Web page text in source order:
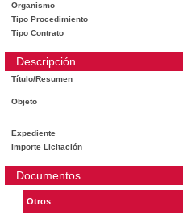
Organismo
Tipo Procedimiento
Tipo Contrato
Descripción
Título/Resumen
Objeto
Expediente
Importe Licitación
Documentos
Otros